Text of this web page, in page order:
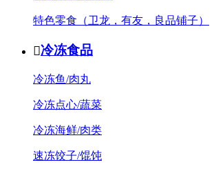
特色零食（卫龙，有友，良品铺子）
冷冻食品
冷冻鱼/肉丸
冷冻点心/蔬菜
冷冻海鲜/肉类
速冻饺子/馄饨